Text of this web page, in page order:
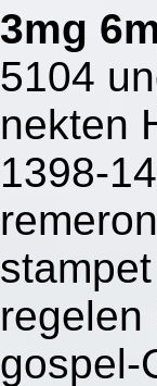
3mg
5104
nekten
1398-
regelen
gospel-